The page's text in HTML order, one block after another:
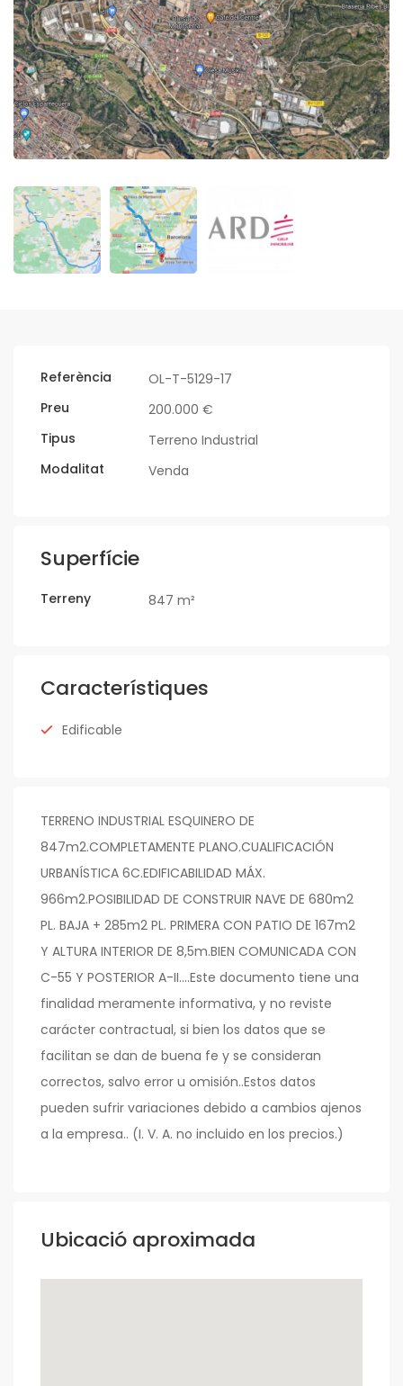
Referència
OL-T-5129-17
Preu
200.000 €
Tipus
Terreno Industrial
Modalitat
Venda
Superfície
Terreny 847 m²
Característiques
Edificable
TERRENO INDUSTRIAL ESQUINERO DE
847m2.COMPLETAMENTE PLANO.CUALIFICACIÓN
URBANÍSTICA 6C.EDIFICABILIDAD MÁX.
966m2.POSIBILIDAD DE CONSTRUIR NAVE DE 680m2
PL. BAJA + 285m2 PL. PRIMERA CON PATIO DE 167m2
Y ALTURA INTERIOR DE 8,5m.BIEN COMUNICADA CON
C-55 Y POSTERIOR A-II....Este documento tiene una
finalidad meramente informativa, y no reviste
carácter contractual, si bien los datos que se
facilitan se dan de buena fe y se consideran
correctos, salvo error u omisión..Estos datos
pueden sufrir variaciones debido a cambios ajenos
a la empresa.. (I. V. A. no incluido en los precios.)
Ubicació aproximada